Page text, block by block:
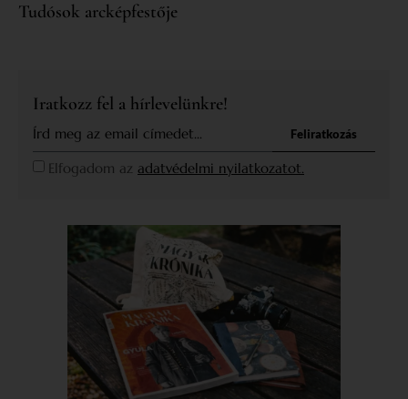
Tudósok arcképfestője
Iratkozz fel a hírlevelünkre!
Elfogadom az adatvédelmi nyilatkozatot.
Feliratkozás